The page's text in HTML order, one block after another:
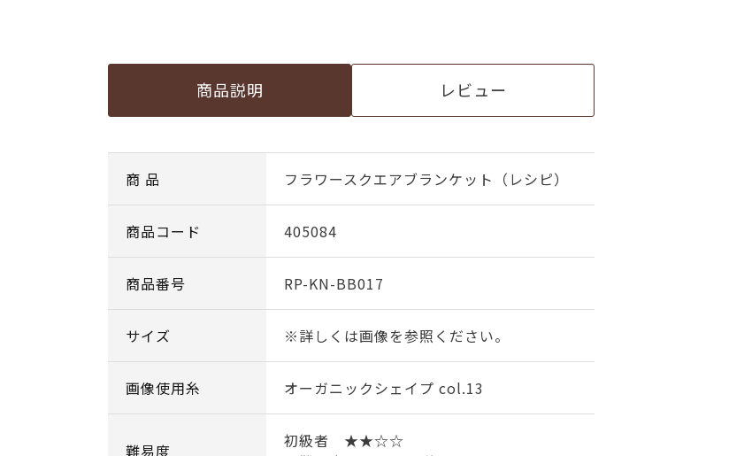
商品説明 レビュー
商 品 フラワースクエアブランケット（レシピ）
商品コード 405084
商品番号 RP-KN-BB017
サイズ ※詳しくは画像を参照ください。
画像使用糸 オーガニックシェイプ col.13
難易度
初級者 ★★☆☆